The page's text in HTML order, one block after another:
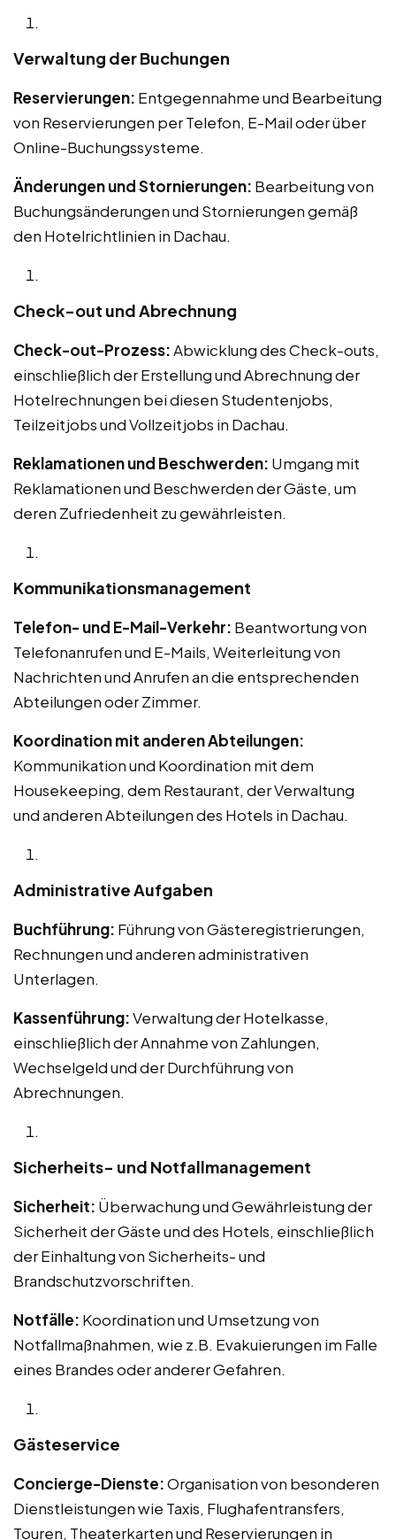
Verwaltung der Buchungen
Reservierungen: Entgegennahme und Bearbeitung
von Reservierungen per Telefon, E-Mail oder über
Online-Buchungssysteme.
Änderungen und Stornierungen: Bearbeitung von
Buchungsänderungen und Stornierungen gemäß
den Hotelrichtlinien in Dachau.
Check-out und Abrechnung
Check-out-Prozess:Abwicklung des Check-outs,
einschließlich der Erstellung und Abrechnung der
Hotelrechnungen bei diesen Studentenjobs,
Teilzeitjobs und Vollzeitjobs in Dachau.
Reklamationen und Beschwerden: Umgang mit
Reklamationen und Beschwerden der Gäste, um
deren Zufriedenheit zu gewährleisten.
Kommunikationsmanagement
Telefon- und E-Mail-Verkehr: Beantwortung von
Telefonanrufen und E-Mails, Weiterleitung von
Nachrichten und Anrufen an die entsprechenden
Abteilungen oder Zimmer.
Koordination mit anderen Abteilungen:
Kommunikation und Koordination mit dem
Housekeeping, dem Restaurant, der Verwaltung
und anderen Abteilungen des Hotels in Dachau.
Administrative Aufgaben
Buchführung: Führung von Gästeregistrierungen,
Rechnungen und anderen administrativen
Unterlagen.
Kassenführung:Verwaltung der Hotelkasse,
einschließlich der Annahme von Zahlungen,
Wechselgeld und der Durchführung von
Abrechnungen.
Sicherheits- und Notfallmanagement
Sicherheit: Überwachung und Gewährleistung der
Sicherheit der Gäste und des Hotels, einschließlich
der Einhaltung von Sicherheits- und
Brandschutzvorschriften.
Notfälle: Koordination und Umsetzung von
Notfallmaßnahmen, wie z.B. Evakuierungen im Falle
eines Brandes oder anderer Gefahren.
Gästeservice
Concierge-Dienste:Organisation von besonderen
Dienstleistungen wie Taxis, Flughafentransfers,
Touren, Theaterkarten und Reservierungen in